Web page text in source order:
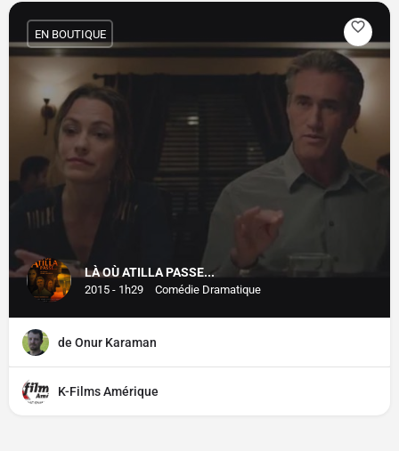
LÀ OÙ ATILLA PASSE...
2015 - 1h29 Comédie Dramatique
EN BOUTIQUE
de Onur Karaman
K-Films Amérique